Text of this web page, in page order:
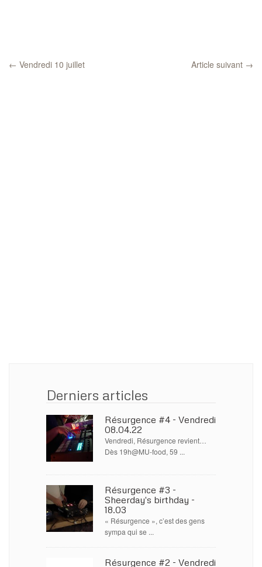
← Vendredi 10 juillet Article suivant →
Derniers articles
Résurgence #4 - Vendredi
08.04.22
Vendredi, Résurgence revient…
Dès 19h@MU-food, 59 ...
Résurgence #3 -
Sheerday's birthday -
18.03
« Résurgence », c’est des gens
sympa qui se ...
Résurgence #2 - Vendredi